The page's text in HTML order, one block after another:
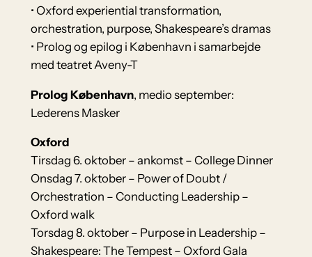
• Oxford experiential transformation,
orchestration, purpose, Shakespeare’s dramas
• Prolog og epilog i København i samarbejde
med teatret Aveny-T
Prolog København, medio september:
Lederens Masker
Oxford
Tirsdag 6. oktober – ankomst – College Dinner
Onsdag 7. oktober – Power of Doubt /
Orchestration – Conducting Leadership –
Oxford walk
Torsdag 8. oktober – Purpose in Leadership –
Shakespeare: The Tempest – Oxford Gala